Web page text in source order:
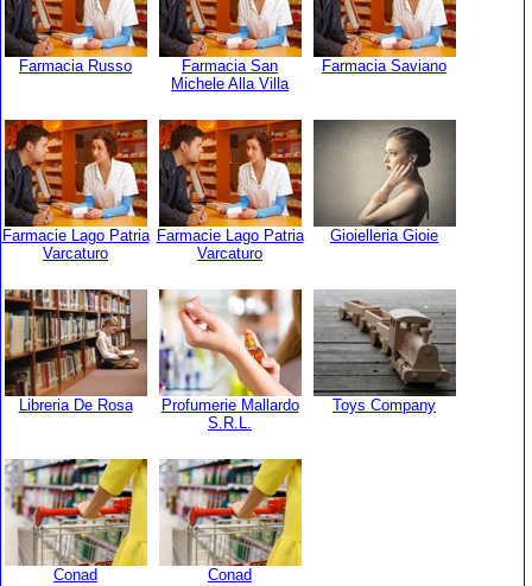
Farmacia Russo
Farmacia San
Michele Alla Villa
Farmacia Saviano
Farmacie Lago Patria
Varcaturo
Farmacie Lago Patria
Varcaturo
Gioielleria Gioie
Libreria De Rosa
Profumerie Mallardo
S.R.L.
Toys Company
Conad Conad